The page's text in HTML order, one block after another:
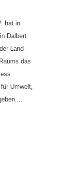
hat in
Dalbert
Land-
das
Umwelt,